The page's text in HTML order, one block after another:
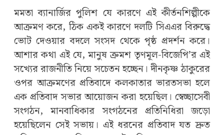
মমতা ব্যানার্জির পুলিশ যে কারণে এই কীর্তনশিল্পীকে
আক্রমণ করে, ঠিক একই কারণে দলটি সিএএর বিরুদ্ধে
ভোট দেওয়ার বদলে সংসদ থেকে পৃষ্ঠ প্রদর্শন করে।
আশার কথা এই যে, মানুষ ক্রমশ তৃণমূল-বিজেপি’র এই
সখ্যের রাজনীতি নিয়ে সচেতন হচ্ছেন। দীনকৃষ্ণ ঠাকুরের
ওপর আক্রমণের প্রতিবাদে কলকাতার ভারতসভা হলে
এক প্রতিবাদ সভার আয়োজন করা হয়েছিল। স্বেচ্ছাসেবী
সংগঠন, মানবাধিকার সংগঠনের প্রতিনিধিরা জড়ো
হয়েছিলেন সেই সভায়। এই ধরনের প্রতিবাদ যত দ্রুত